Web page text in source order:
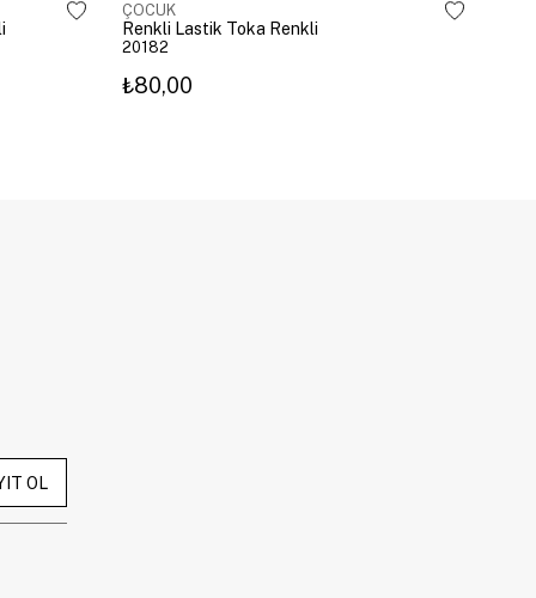
ÇOCUK
Renkli Lastik Toka Renkli
20182
₺80,00
OL